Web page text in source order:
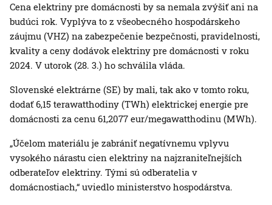
Cena elektriny pre domácnosti by sa nemala zvýšiť ani na
budúci rok. Vyplýva to z všeobecného hospodárskeho
záujmu (VHZ) na zabezpečenie bezpečnosti, pravidelnosti,
kvality a ceny dodávok elektriny pre domácnosti v roku
2024. V utorok (28. 3.) ho schválila vláda.
Slovenské elektrárne (SE) by mali, tak ako v tomto roku,
dodať 6,15 terawatthodiny (TWh) elektrickej energie pre
domácnosti za cenu 61,2077 eur/megawatthodinu (MWh).
„Účelom materiálu je zabrániť negatívnemu vplyvu
vysokého nárastu cien elektriny na najzraniteľnejších
odberateľov elektriny. Tými sú odberatelia v
domácnostiach,“ uviedlo ministerstvo hospodárstva.